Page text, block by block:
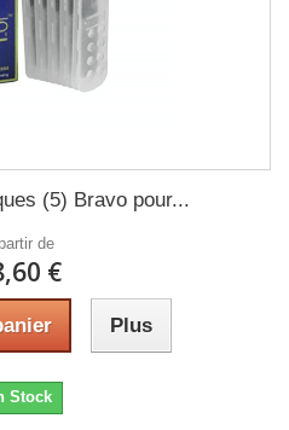
(5) Bravo pour...
de
€
Plus
Stock